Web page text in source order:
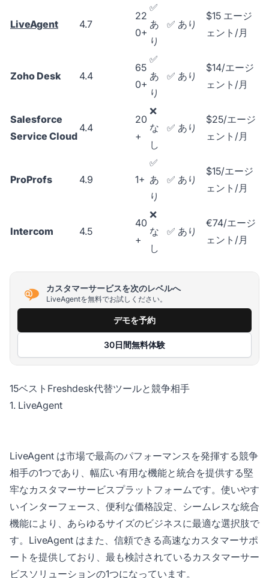
LiveAgent 4.7
22
0+
✅
あ
り
✅ あり
$15 エージ
ェント/月
Zoho Desk 4.4
65
0+
✅
あ
り
✅ あり
$14/エージ
ェント/月
Salesforce
Service Cloud
4.4
20
+
❌
な
し
✅ あり
$25/エージ
ェント/月
ProProfs 4.9 1+
✅
あ
り
✅ あり
$15/エージ
ェント/月
Intercom 4.5
40
+
❌
な
し
✅ あり
€74/エージ
ェント/月
カスタマーサービスを次のレベルへ
LiveAgentを無料でお試しください。
デモを予約
30日間無料体験
15ベストFreshdesk代替ツールと競争相手
1. LiveAgent
LiveAgent は市場で最高のパフォーマンスを発揮する競争
相手の1つであり、幅広い有用な機能と統合を提供する堅
牢なカスタマーサービスプラットフォームです。使いやす
いインターフェース、便利な価格設定、シームレスな統合
機能により、あらゆるサイズのビジネスに最適な選択肢で
す。LiveAgent はまた、信頼できる高速なカスタマーサポ
ートを提供しており、最も検討されているカスタマーサー
ビスソリューションの1つになっています。